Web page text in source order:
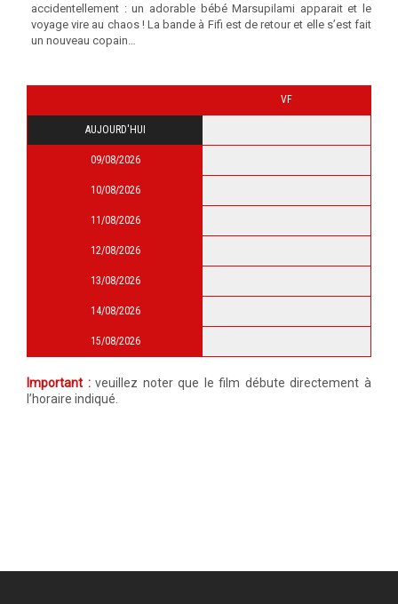
accidentellement : un adorable bébé Marsupilami apparait et le
voyage vire au chaos ! La bande à Fifi est de retour et elle s’est fait
un nouveau copain…
VF
AUJOURD'HUI
09/08/2026
10/08/2026
11/08/2026
12/08/2026
13/08/2026
14/08/2026
15/08/2026
Important :veuillez noter que le film débute directement à
l’horaire indiqué.